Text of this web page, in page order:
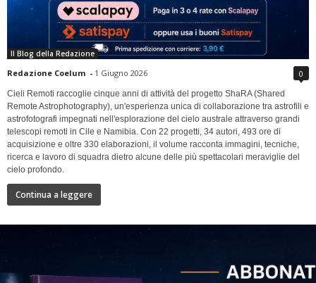
Il Blog della Redazione
Redazione Coelum - 1 Giugno 2026 0
Cieli Remoti raccoglie cinque anni di attività del progetto ShaRA (Shared
Remote Astrophotography), un'esperienza unica di collaborazione tra astrofili e
astrofotografi impegnati nell'esplorazione del cielo australe attraverso grandi
telescopi remoti in Cile e Namibia. Con 22 progetti, 34 autori, 493 ore di
acquisizione e oltre 330 elaborazioni, il volume racconta immagini, tecniche,
ricerca e lavoro di squadra dietro alcune delle più spettacolari meraviglie del
cielo profondo.
Continua a leggere